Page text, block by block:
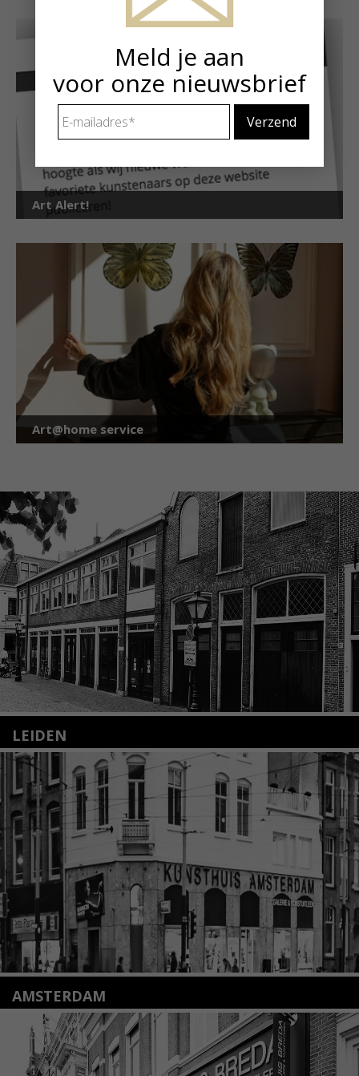
Art Alert!
Art@home service
LEIDEN
Nieuwstraat 35
2312 KA Leiden
+31(0)71 – 52 84 480
info@kunsthuisleiden.nl
Lees meer
AMSTERDAM
Amstelveenseweg 135
1075 VX Amsterdam
+31 (0)20 2332546
info@kunsthuisamsterdam.nl
Meld je aan
voor onze nieuwsbrief
mailadres *